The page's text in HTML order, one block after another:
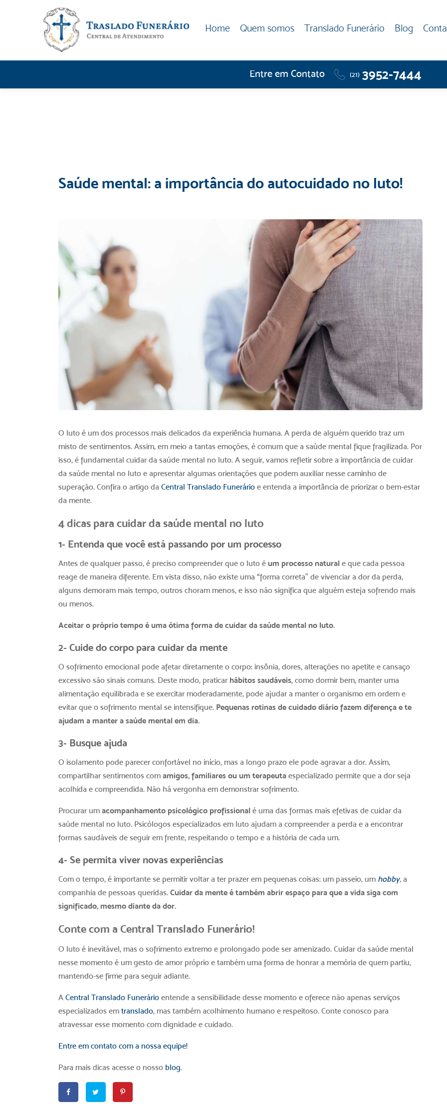
Home Quem somos Translado Funerário Blog
Entre em Contato (21) 3952-7444
Saúde mental: a importância do autocuidado no luto!
O luto é um dos processos mais delicados da experiência humana. A perda de alguém querido traz um
misto de sentimentos. Assim, em meio a tantas emoções, é comum que a saúde mental fique fragilizada. Por
isso, é fundamental cuidar da saúde mental no luto. A seguir, vamos refletir sobre a importância de cuidar
da saúde mental no luto e apresentar algumas orientações que podem auxiliar nesse caminho de
superação. Confira o artigo da Central Translado Funerário e entenda a importância de priorizar o bem-estar
da mente.
4 dicas para cuidar da saúde mental no luto
1- Entenda que você está passando por um processo
Antes de qualquer passo, é preciso compreender que o luto é um processo natural e que cada pessoa
reage de maneira diferente. Em vista disso, não existe uma “forma correta” de vivenciar a dor da perda,
alguns demoram mais tempo, outros choram menos, e isso não significa que alguém esteja sofrendo mais
ou menos.
Aceitar o próprio tempo é uma ótima forma de cuidar da saúde mental no luto.
2- Cuide do corpo para cuidar da mente
O sofrimento emocional pode afetar diretamente o corpo: insônia, dores, alterações no apetite e cansaço
excessivo são sinais comuns. Deste modo, praticar hábitos saudáveis, como dormir bem, manter uma
alimentação equilibrada e se exercitar moderadamente, pode ajudar a manter o organismo em ordem e
evitar que o sofrimento mental se intensifique. Pequenas rotinas de cuidado diário fazem diferença e te
ajudam a manter a saúde mental em dia.
3- Busque ajuda
O isolamento pode parecer confortável no início, mas a longo prazo ele pode agravar a dor. Assim,
compartilhar sentimentos com amigos, familiares ou um terapeuta especializado permite que a dor seja
acolhida e compreendida. Não há vergonha em demonstrar sofrimento.
Procurar um acompanhamento psicológico profissional é uma das formas mais efetivas de cuidar da
saúde mental no luto. Psicólogos especializados em luto ajudam a compreender a perda e a encontrar
formas saudáveis de seguir em frente, respeitando o tempo e a história de cada um.
4- Se permita viver novas experiências
Com o tempo, é importante se permitir voltar a ter prazer em pequenas coisas: um passeio, um hobby, a
companhia de pessoas queridas. Cuidar da mente é também abrir espaço para que a vida siga com
significado, mesmo diante da dor.
Conte com a Central Translado Funerário!
O luto é inevitável, mas o sofrimento extremo e prolongado pode ser amenizado. Cuidar da saúde mental
nesse momento é um gesto de amor próprio e também uma forma de honrar a memória de quem partiu,
mantendo-se firme para seguir adiante.
A Central Translado Funerário entende a sensibilidade desse momento e oferece não apenas serviços
especializados em translado, mas também acolhimento humano e respeitoso. Conte conosco para
atravessar esse momento com dignidade e cuidado.
Entre em contato com a nossa equipe!
Para mais dicas acesse o nosso blog.